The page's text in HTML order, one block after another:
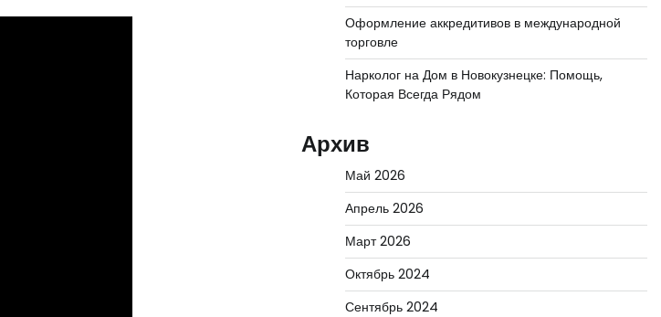
Оформление аккредитивов в международной
торговле
Нарколог на Дом в Новокузнецке: Помощь,
Которая Всегда Рядом
Архив
Май 2026
Апрель 2026
Март 2026
Октябрь 2024
Сентябрь 2024